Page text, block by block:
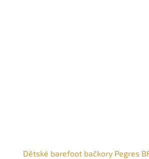
Dětské barefoot bačkory Pegres